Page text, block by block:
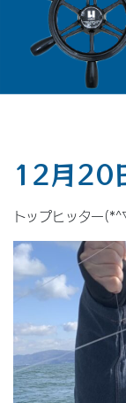
12月20
トップヒッター